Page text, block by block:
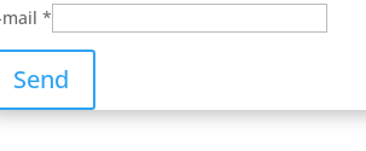
mail*